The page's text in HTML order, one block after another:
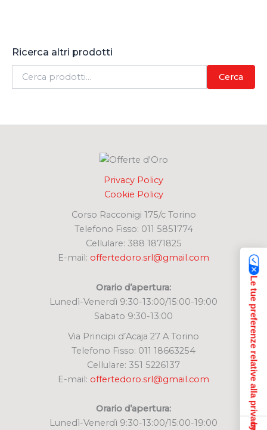
Ricerca altri prodotti
Cerca
Privacy Policy
Cookie Policy
Corso Racconigi 175/c Torino
Telefono Fisso: 011 5851774
Cellulare: 388 1871825
E-mail: offertedoro.srl@gmail.com
Orario d’apertura:
Lunedì-Venerdì 9:30-13:00/15:00-19:00
Sabato 9:30-13:00
Via Principi d’Acaja 27 A Torino
Telefono Fisso: 011 18663254
Cellulare: 351 5226137
E-mail: offertedoro.srl@gmail.com
Orario d’apertura:
Lunedì-Venerdì 9:30-13:00/15:00-19:00
Le tue preferenze relative alla privacy